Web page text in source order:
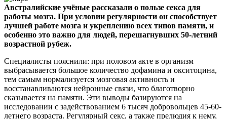
Австралийские учёные рассказали о пользе секса для
работы мозга. При условии регулярности он способствует
лучшей работе мозга и укреплению всех типов памяти, и
особенно это важно для людей, перешагнувших 50-летний
возрастной рубеж.
Специалисты пояснили: при половом акте в организм
выбрасывается большое количество дофамина и окситоцина,
тем самым нормализуется мозговая активность и
восстанавливаются нейронные связи, что благотворно
сказывается на памяти. Эти выводы базируются на
исследовании с задействованием 6 тысяч добровольцев 45-60-
летнего возраста. Регулярный секс, а также прелюдия к нему,